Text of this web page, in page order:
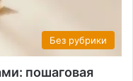
Без рубрики
пошаговая